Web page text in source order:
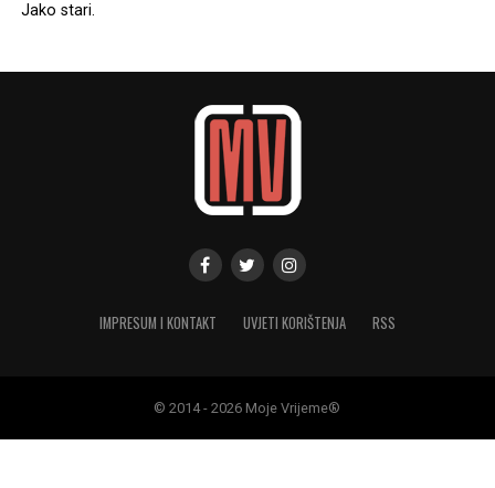
Jako stari.
IMPRESUM I KONTAKT UVJETI KORIŠTENJA RSS
© 2014 - 2026 Moje Vrijeme®